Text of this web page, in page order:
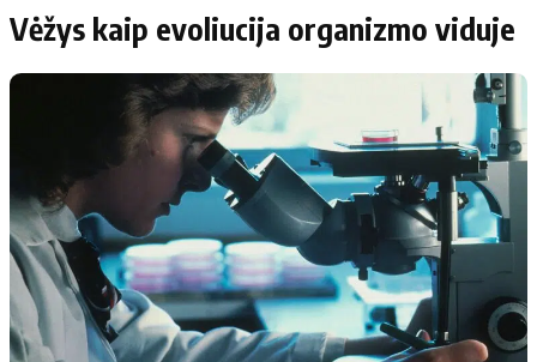
Vėžys kaip evoliucija organizmo viduje